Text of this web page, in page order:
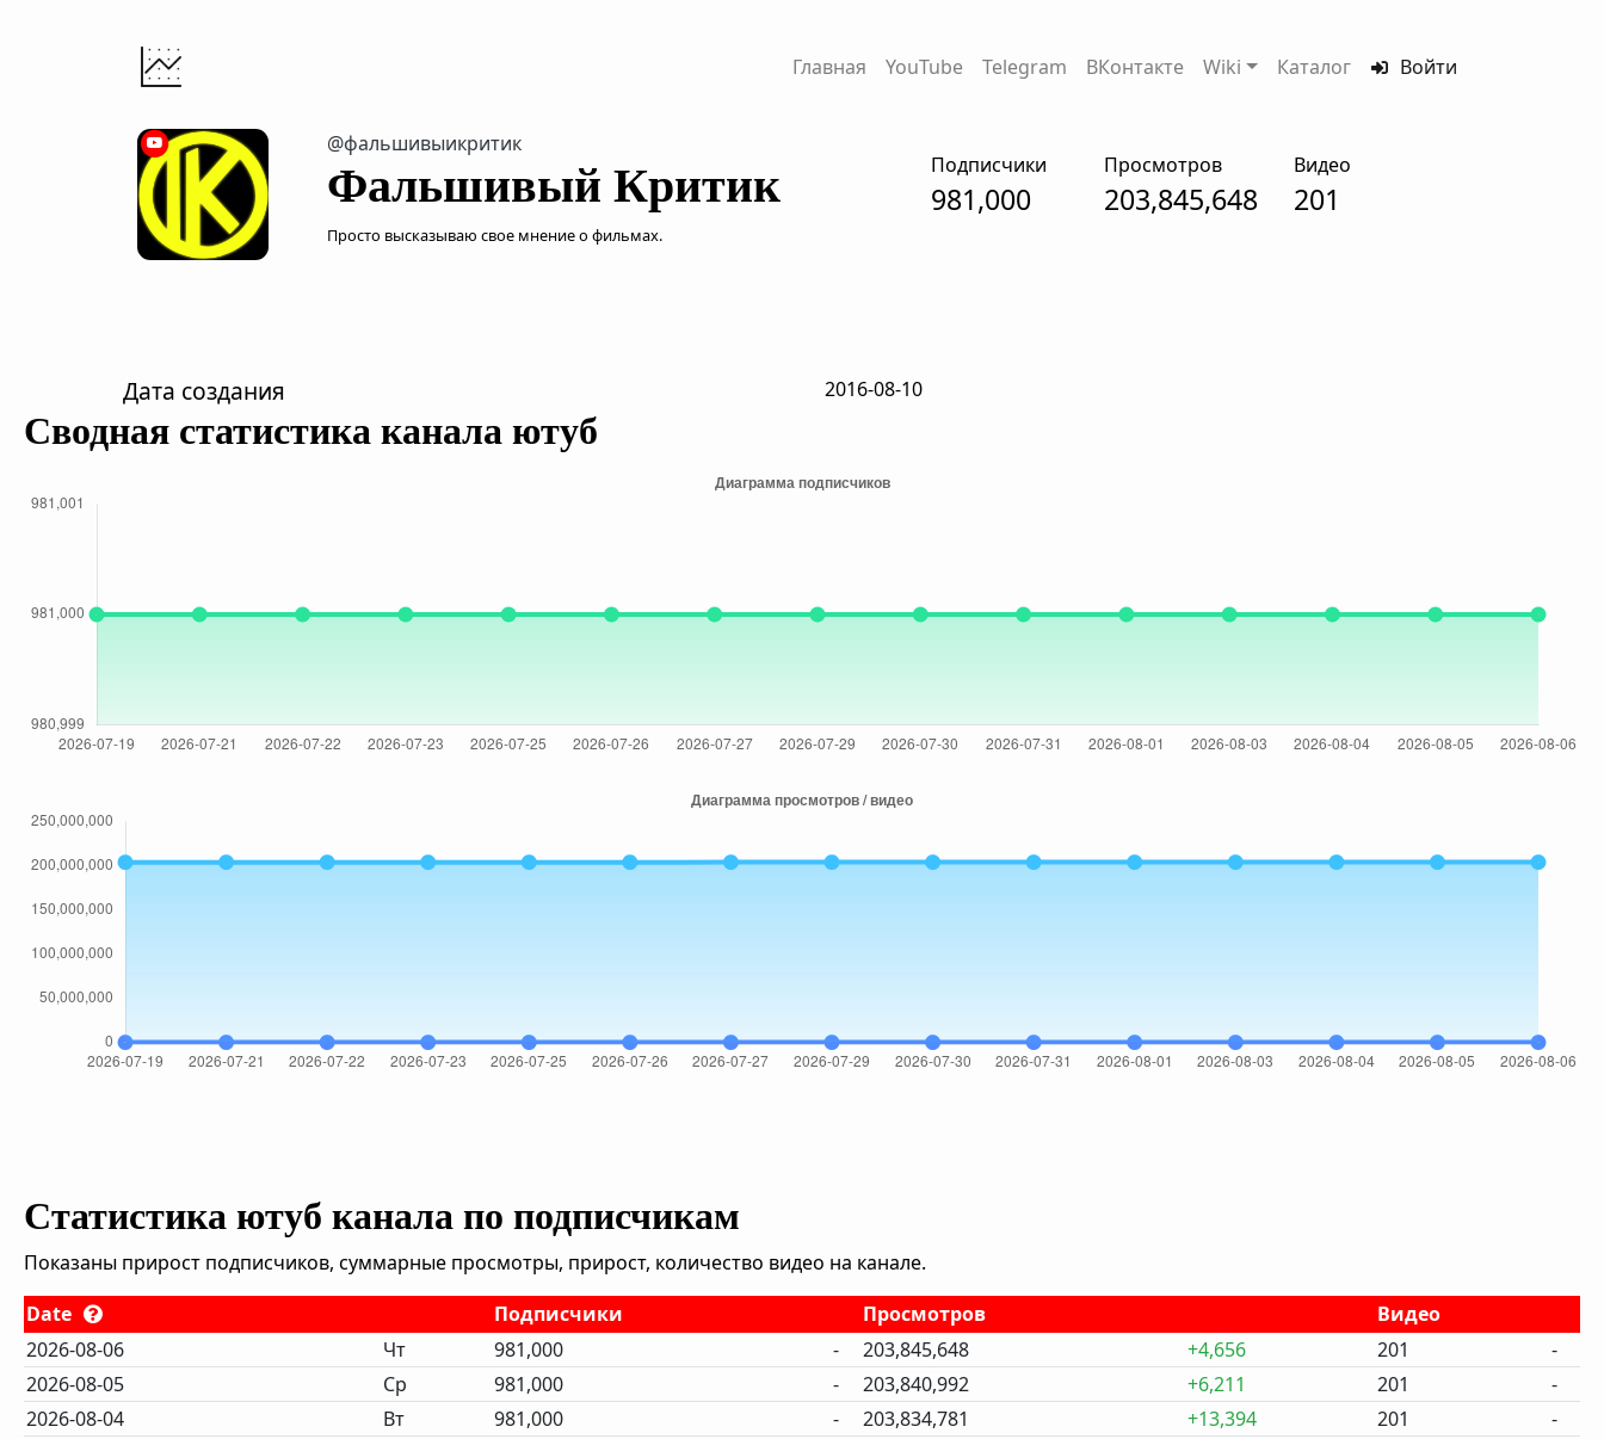
Главная YouTube Telegram ВКонтакте Wiki Каталог Войти
@фальшивыикритик
Фальшивый Критик
Просто высказываю свое мнение о фильмах.
Подписчики
981,000
Просмотров
203,845,648
Видео
201
Дата создания 2016-08-10
Сводная статистика канала ютуб
Статистика ютуб канала по подписчикам
Показаны прирост подписчиков, суммарные просмотры, прирост, количество видео на канале.
Date
Подписчики Просмотров
Видео
2026-08-06
Чт 981,000 - 203,845,648 +4,656 201
-
2026-08-05
Ср 981,000 - 203,840,992 +6,211 201
-
2026-08-04
Вт 981,000 - 203,834,781 +13,394 201
-